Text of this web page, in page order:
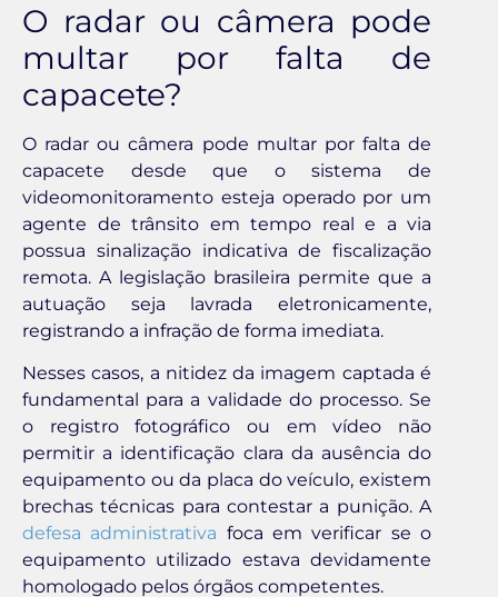
O radar ou câmera pode
multar por falta de
capacete?
O radar ou câmera pode multar por falta de
capacete desde que o sistema de
videomonitoramento esteja operado por um
agente de trânsito em tempo real e a via
possua sinalização indicativa de fiscalização
remota. A legislação brasileira permite que a
autuação seja lavrada eletronicamente,
registrando a infração de forma imediata.
Nesses casos, a nitidez da imagem captada é
fundamental para a validade do processo. Se
o registro fotográfico ou em vídeo não
permitir a identificação clara da ausência do
equipamento ou da placa do veículo, existem
brechas técnicas para contestar a punição. A
defesa administrativa foca em verificar se o
equipamento utilizado estava devidamente
homologado pelos órgãos competentes.